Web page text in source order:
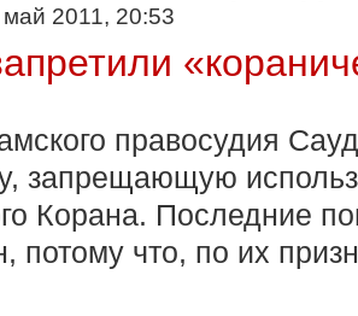
2011, 20:53
правосудия
запрещающую
Корана. Последние
потому что, по их